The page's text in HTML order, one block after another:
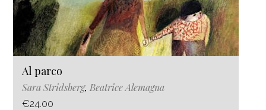
Al parco
Sara Stridsberg, Beatrice Alemagna
€24.00